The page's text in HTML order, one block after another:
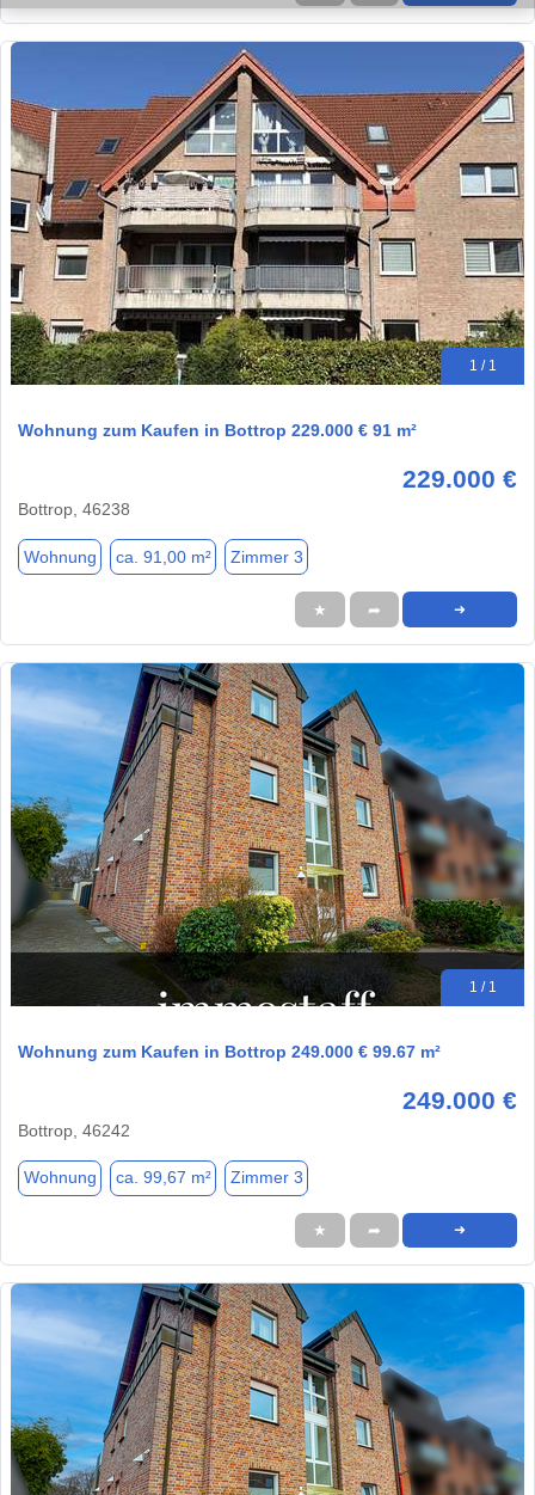
1 / 1
Wohnung zum Kaufen in Bottrop 229.000 € 91 m²
229.000 €
Bottrop, 46238
Wohnung ca. 91,00 m² Zimmer 3
★ ➦ ➜
1 / 1
Wohnung zum Kaufen in Bottrop 249.000 € 99.67 m²
249.000 €
Bottrop, 46242
Wohnung ca. 99,67 m² Zimmer 3
★ ➦ ➜